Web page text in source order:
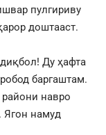
пулгириву
доштааст.
Ду ҳафта
баргаштам.
навро
Ягон намуд